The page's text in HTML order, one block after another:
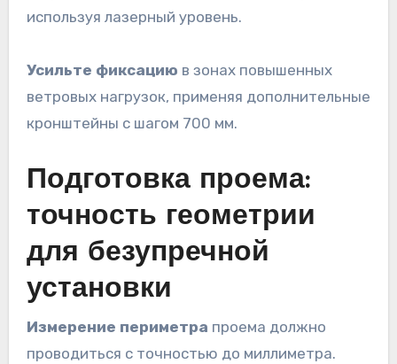
используя лазерный уровень.
Усильте фиксацию в зонах повышенных
ветровых нагрузок, применяя дополнительные
кронштейны с шагом 700 мм.
Подготовка проема:
точность геометрии
для безупречной
установки
Измерение периметра проема должно
проводиться с точностью до миллиметра.